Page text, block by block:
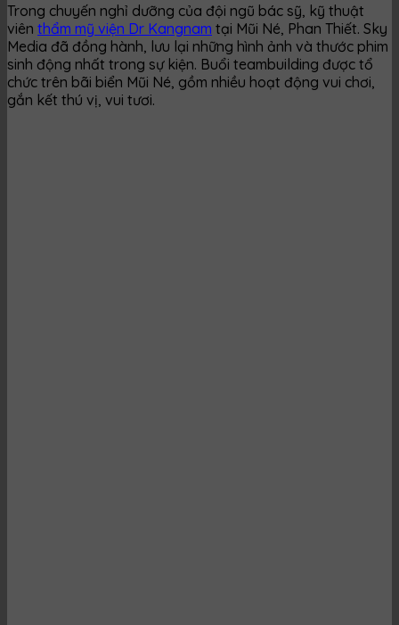
Trong chuyến nghỉ dưỡng của đội ngũ bác sỹ, kỹ thuật
viên thẩm mỹ viện Dr Kangnam tại Mũi Né, Phan Thiết. Sky
Media đã đồng hành, lưu lại những hình ảnh và thước phim
sinh động nhất trong sự kiện. Buổi teambuilding được tổ
chức trên bãi biển Mũi Né, gồm nhiều hoạt động vui chơi,
gắn kết thú vị, vui tươi.